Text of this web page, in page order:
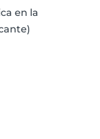
en la